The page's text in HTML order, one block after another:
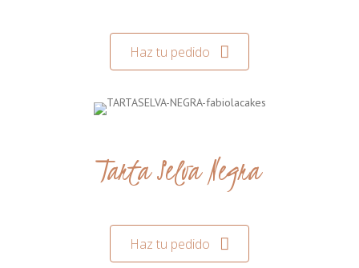
Haz tu pedido
Tarta Selva Negra
Haz tu pedido